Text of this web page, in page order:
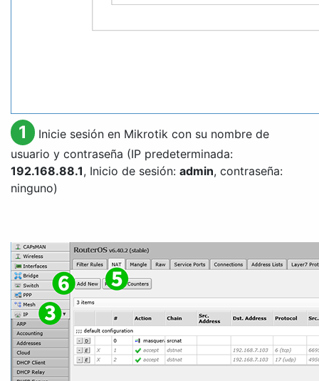
1
Inicie sesión en Mikrotik con su nombre de
usuario y contraseña (IP predeterminada:
192.168.88.1, Inicio de sesión: admin, contraseña:
ninguno)